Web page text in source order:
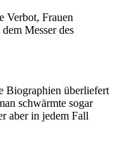
Verbot, Frauen
Messer des
Biographien überliefert
schwärmte sogar
aber in jedem Fall